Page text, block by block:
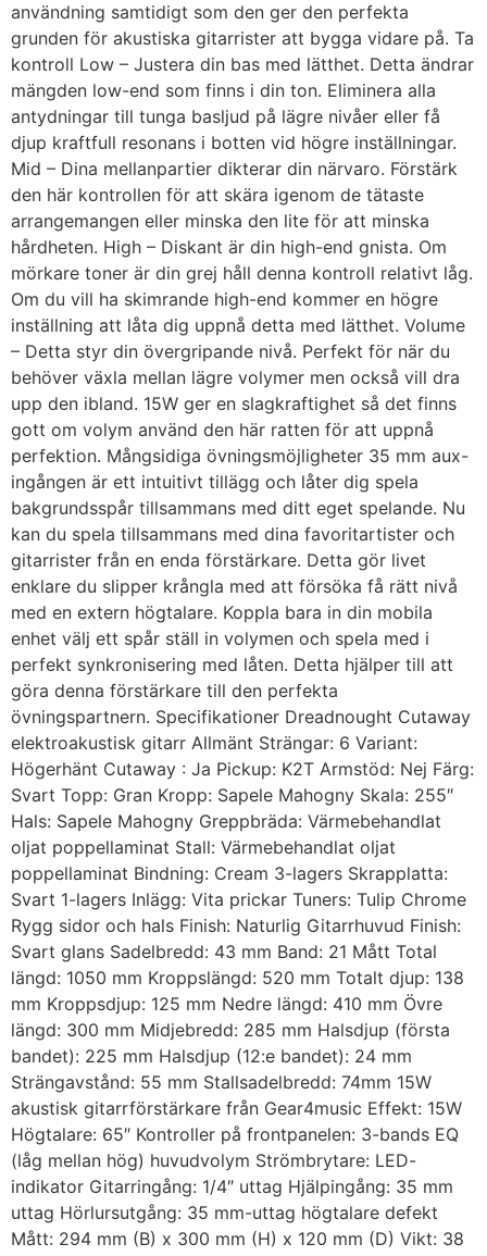
användning samtidigt som den ger den perfekta
grunden för akustiska gitarrister att bygga vidare på. Ta
kontroll Low – Justera din bas med lätthet. Detta ändrar
mängden low-end som finns i din ton. Eliminera alla
antydningar till tunga basljud på lägre nivåer eller få
djup kraftfull resonans i botten vid högre inställningar.
Mid – Dina mellanpartier dikterar din närvaro. Förstärk
den här kontrollen för att skära igenom de tätaste
arrangemangen eller minska den lite för att minska
hårdheten. High – Diskant är din high-end gnista. Om
mörkare toner är din grej håll denna kontroll relativt låg.
Om du vill ha skimrande high-end kommer en högre
inställning att låta dig uppnå detta med lätthet. Volume
– Detta styr din övergripande nivå. Perfekt för när du
behöver växla mellan lägre volymer men också vill dra
upp den ibland. 15W ger en slagkraftighet så det finns
gott om volym använd den här ratten för att uppnå
perfektion. Mångsidiga övningsmöjligheter 35 mm aux-
ingången är ett intuitivt tillägg och låter dig spela
bakgrundsspår tillsammans med ditt eget spelande. Nu
kan du spela tillsammans med dina favoritartister och
gitarrister från en enda förstärkare. Detta gör livet
enklare du slipper krångla med att försöka få rätt nivå
med en extern högtalare. Koppla bara in din mobila
enhet välj ett spår ställ in volymen och spela med i
perfekt synkronisering med låten. Detta hjälper till att
göra denna förstärkare till den perfekta
övningspartnern. Specifikationer Dreadnought Cutaway
elektroakustisk gitarr Allmänt Strängar: 6 Variant:
Högerhänt Cutaway : Ja Pickup: K2T Armstöd: Nej Färg:
Svart Topp: Gran Kropp: Sapele Mahogny Skala: 255″
Hals: Sapele Mahogny Greppbräda: Värmebehandlat
oljat poppellaminat Stall: Värmebehandlat oljat
poppellaminat Bindning: Cream 3-lagers Skrapplatta:
Svart 1-lagers Inlägg: Vita prickar Tuners: Tulip Chrome
Rygg sidor och hals Finish: Naturlig Gitarrhuvud Finish:
Svart glans Sadelbredd: 43 mm Band: 21 Mått Total
längd: 1050 mm Kroppslängd: 520 mm Totalt djup: 138
mm Kroppsdjup: 125 mm Nedre längd: 410 mm Övre
längd: 300 mm Midjebredd: 285 mm Halsdjup (första
bandet): 225 mm Halsdjup (12:e bandet): 24 mm
Strängavstånd: 55 mm Stallsadelbredd: 74mm 15W
akustisk gitarrförstärkare från Gear4music Effekt: 15W
Högtalare: 65″ Kontroller på frontpanelen: 3-bands EQ
(låg mellan hög) huvudvolym Strömbrytare: LED-
indikator Gitarringång: 1/4″ uttag Hjälpingång: 35 mm
uttag Hörlursutgång: 35 mm-uttag högtalare defekt
Mått: 294 mm (B) x 300 mm (H) x 120 mm (D) Vikt: 38